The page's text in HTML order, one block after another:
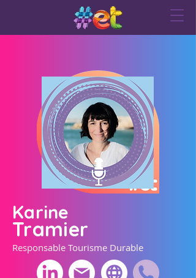
Karine
Tramier
Responsable Tourisme Durable